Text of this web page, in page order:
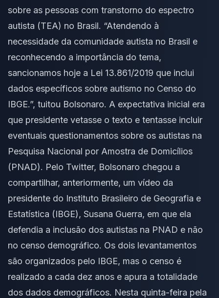
sobre as pessoas com transtorno do espectro
autista (TEA) no Brasil. “Atendendo à
necessidade da comunidade autista no Brasil e
reconhecendo a importância do tema,
sancionamos hoje a Lei 13.861/2019 que inclui
dados específicos sobre autismo no Censo do
IBGE.”, tuitou Bolsonaro. A expectativa inicial era
que presidente vetasse o texto e tentasse incluir
eventuais questionamentos sobre os autistas na
Pesquisa Nacional por Amostra de Domicílios
(PNAD). Pelo Twitter, Bolsonaro chegou a
compartilhar, anteriormente, um vídeo da
presidente do Instituto Brasileiro de Geografia e
Estatística (IBGE), Susana Guerra, em que ela
defendia a inclusão dos autistas na PNAD e não
no censo demográfico. Os dois levantamentos
são organizados pelo IBGE, mas o censo é
realizado a cada dez anos e apura a totalidade
dos dados demográficos. Nesta quinta-feira pela